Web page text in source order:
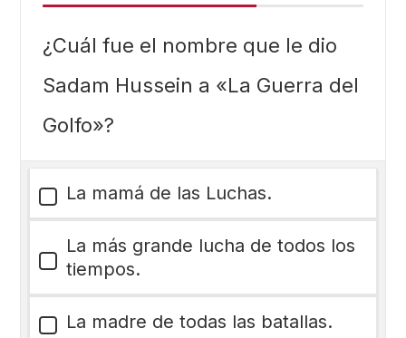
¿Cuál fue el nombre que le dio
Sadam Hussein a «La Guerra del
Golfo»?
La mamá de las Luchas.
La más grande lucha de todos los
tiempos.
La madre de todas las batallas.